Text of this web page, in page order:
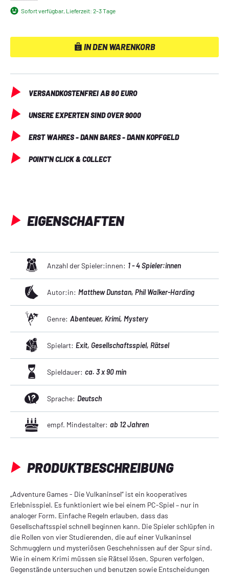
jeder Gruppe anders, auch durch die beiden
unterschiedlichen Schlusskapitel. Wer möchte, lässt sich
Erlebnis aus der Reihe der kooperativen Event-Spiele von
Sofort verfügbar, Lieferzeit: 2-3 Tage
IN DEN WARENKORB
VERSANDKOSTENFREI AB 80 EURO
UNSERE EXPERTEN SIND OVER 9000
ERST WAHRES - DANN BARES - DANN KOPFGELD
POINT'N CLICK & COLLECT
PRODUKTBESCHREIBUNG
„Adventure Games - Die Vulkaninsel“ ist ein kooperatives
Erlebnisspiel. Es funktioniert wie bei einem PC-Spiel – nur in
analoger Form. Einfache Regeln erlauben, dass das
Gesellschaftsspiel schnell beginnen kann. Die Spieler schlüpfen in
die Rollen von vier Studierenden, die auf einer Vulkaninsel
Schmugglern und mysteriösen Geschehnissen auf der Spur sind.
Wie in einem Krimi müssen sie Rätsel lösen, Spuren verfolgen,
Gegenstände untersuchen und benutzen sowie Entscheidungen
EIGENSCHAFTEN
Anzahl der Spieler:innen: 1 - 4 Spieler:innen
Autor:in: Matthew Dunstan, Phil Walker-Harding
Genre: Abenteuer, Krimi, Mystery
Spielart: Exit, Gesellschaftsspiel, Rätsel
Spieldauer: ca. 3 x 90 min
Sprache: Deutsch
empf. Mindestalter: ab 12 Jahren